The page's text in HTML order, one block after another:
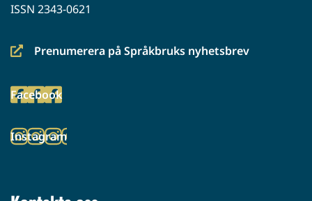
ISSN 2343-0621
Prenumerera på Språkbruks nyhetsbrev
(siirryt
palveluun)
Facebook
(siirryt
palveluun)
Instagram
(siirryt